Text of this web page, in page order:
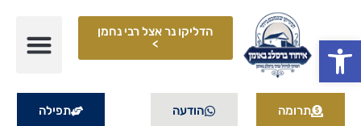
פתח סרגל נגישות
הדליקו נר אצל רבי נחמן
>
תרומה הודעה תפילה